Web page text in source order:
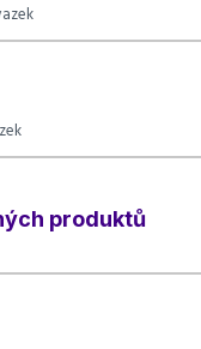
produktů